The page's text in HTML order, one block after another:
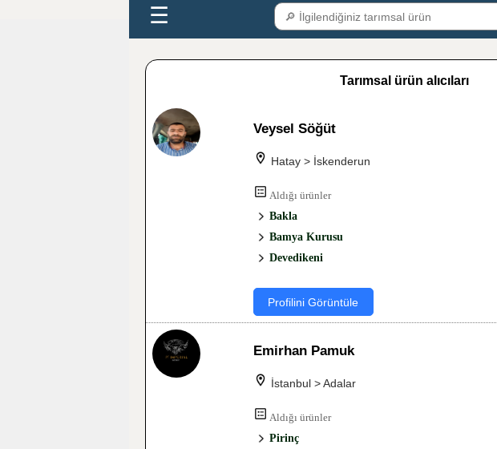
☰
Tarımsal ürün alıcıları
Veysel Söğüt
Hatay > İskenderun
Aldığı ürünler
Bakla
Bamya Kurusu
Devedikeni
Profilini Görüntüle
Emirhan Pamuk
İstanbul > Adalar
Aldığı ürünler
Pirinç